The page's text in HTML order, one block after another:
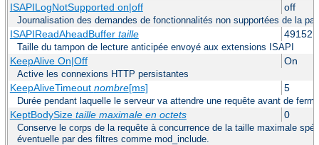
ISAPILogNotSupported on|off off
Journalisation des demandes de fonctionnalités non supportées de la
ISAPIReadAheadBuffer taille 49152
Taille du tampon de lecture anticipée envoyé aux extensions ISAPI
KeepAlive On|Off On
Active les connexions HTTP persistantes
KeepAliveTimeout nombre[ms] 5
Durée pendant laquelle le serveur va attendre une requête avant de
KeptBodySize taille maximale en octets 0
Conserve le corps de la requête à concurrence de la taille maximale
éventuelle par des filtres comme mod_include.